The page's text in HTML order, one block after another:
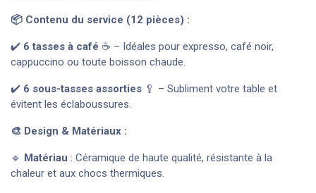
📦 Contenu du service (12 pièces) :
✔️ 6 tasses à café ☕ – Idéales pour expresso, café noir,
cappuccino ou toute boisson chaude.
✔️ 6 sous-tasses assorties 🥄 – Subliment votre table et
évitent les éclaboussures.
🎨 Design & Matériaux :
🔹 Matériau : Céramique de haute qualité, résistante à la
chaleur et aux chocs thermiques.